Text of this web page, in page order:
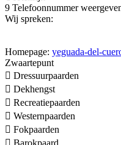
9 Telefoonnummer
Wij spreken:
Homepage: yeguada-del-
Zwaartepunt
 Dressuurpaarden
 Dekhengst
 Recreatiepaarden
 Westernpaarden
 Fokpaarden